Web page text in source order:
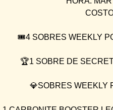
🎟4 SOBRES WEEKLY
🏆1 SOBRE DE
💎SOBRES WEEKLY